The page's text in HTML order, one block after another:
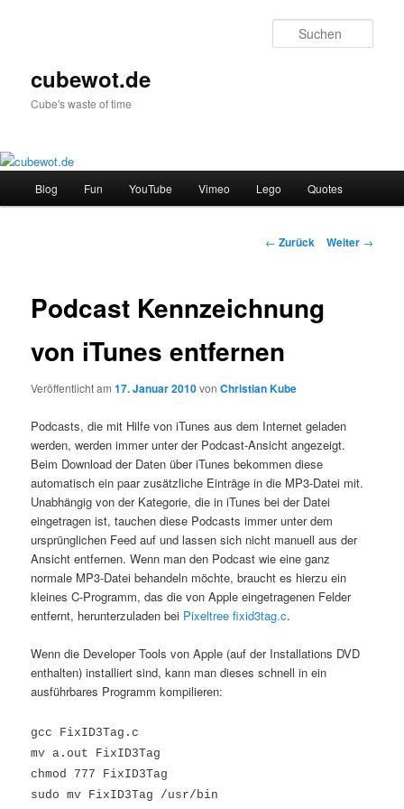
cubewot.de
Cube's waste of time
Blog Fun YouTube Vimeo Lego Quotes
Beitrags-
← Zurück Weiter →
Podcast Kennzeichnung
von iTunes entfernen
Veröffentlicht am17. Januar 2010vonChristian Kube
Podcasts, die mit Hilfe von iTunes aus dem Internet geladen
werden, werden immer unter der Podcast-Ansicht angezeigt.
Beim Download der Daten über iTunes bekommen diese
automatisch ein paar zusätzliche Einträge in die MP3-Datei mit.
Unabhängig von der Kategorie, die in iTunes bei der Datei
eingetragen ist, tauchen diese Podcasts immer unter dem
ursprünglichen Feed auf und lassen sich nicht manuell aus der
Ansicht entfernen. Wenn man den Podcast wie eine ganz
normale MP3-Datei behandeln möchte, braucht es hierzu ein
kleines C-Programm, das die von Apple eingetragenen Felder
entfernt, herunterzuladen bei Pixeltree fixid3tag.c.
Wenn die Developer Tools von Apple (auf der Installations DVD
enthalten) installiert sind, kann man dieses schnell in ein
ausführbares Programm kompilieren:
gcc FixID3Tag.c
mv a.out FixID3Tag
chmod 777 FixID3Tag
sudo mv FixID3Tag /usr/bin